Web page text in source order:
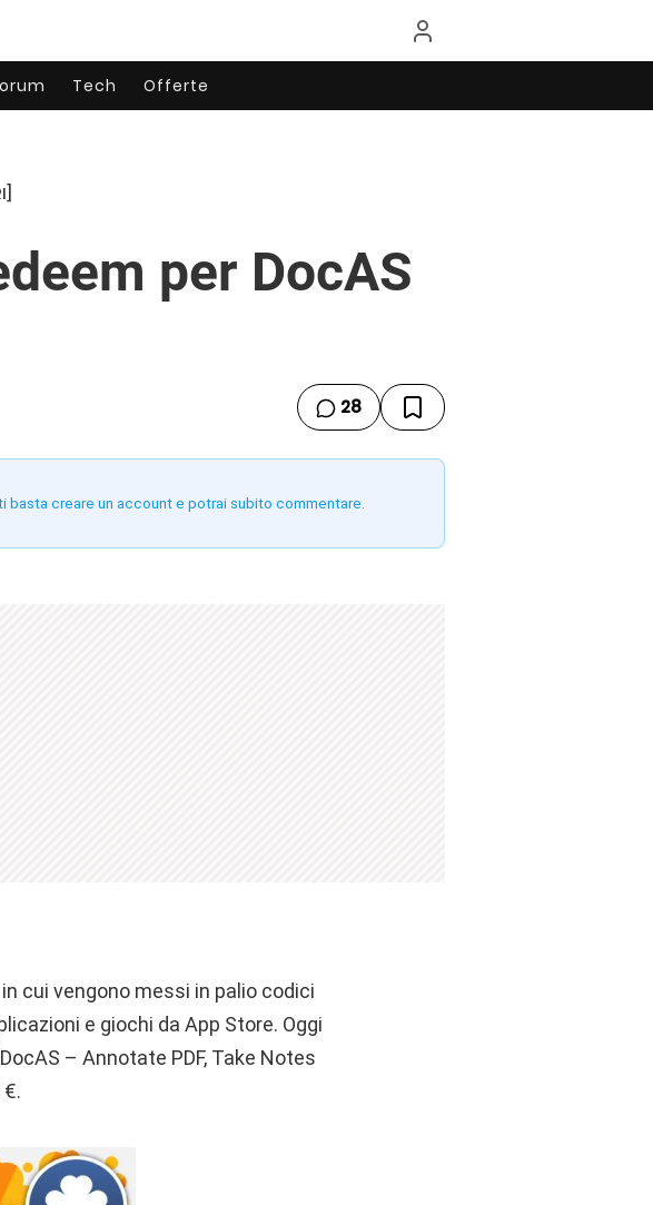
Tech Offerte
per DocAS
28
creare un account e potrai subito commentare.
cui vengono messi in palio codici
e giochi da App Store. Oggi
– Annotate PDF, Take Notes
€.